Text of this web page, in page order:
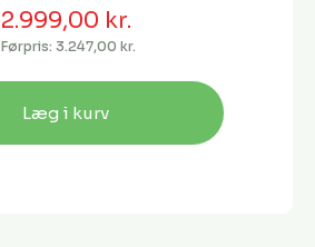
2.999,00 kr.
Førpris: 3.247,00 kr.
Læg i kurv